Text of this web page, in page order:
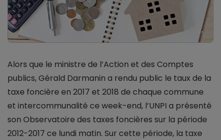
Alors que le ministre de l’Action et des Comptes
publics, Gérald Darmanin a rendu public le taux de la
taxe foncière en 2017 et 2018 de chaque commune
et intercommunalité ce week-end, l’UNPI a présenté
son Observatoire des taxes foncières sur la période
2012-2017 ce lundi matin. Sur cette période, la taxe